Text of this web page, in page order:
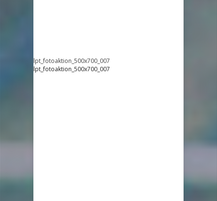
lpt_fotoaktion_500x700_007
lpt_fotoaktion_500x700_007